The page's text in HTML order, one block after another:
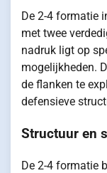
De 2-4 formatie
met twee
nadruk ligt op
mogelijkheden.
de flanken te
defensieve
Structuur en
De 2-4 formatie